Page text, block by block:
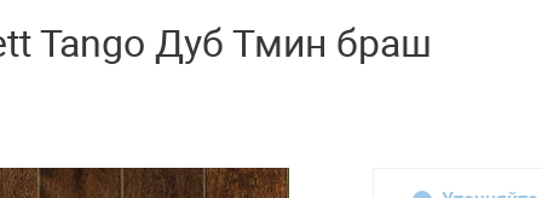
Parket
CBM (Китай)
Wineo (Германия)
Tango Дуб Тмин браш